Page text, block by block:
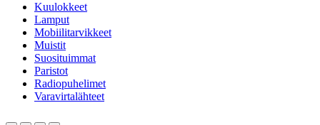
Kuulokkeet
Lamput
Mobiilitarvikkeet
Muistit
Suosituimmat
Paristot
Radiopuhelimet
Varavirtalähteet